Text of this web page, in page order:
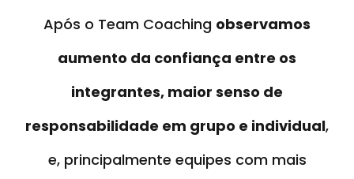
Após o Team Coaching observamos
aumento da confiança entre os
integrantes, maior senso de
responsabilidade em grupo e individual,
e, principalmente equipes com mais